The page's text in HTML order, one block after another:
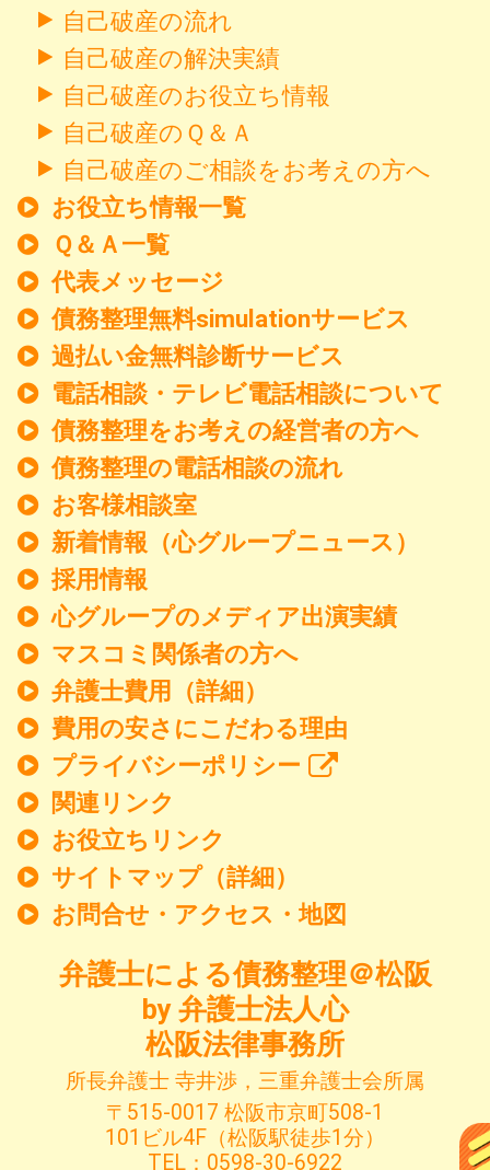
自己破産の流れ
自己破産の解決実績
自己破産のお役立ち情報
自己破産のＱ＆Ａ
自己破産のご相談をお考えの方へ
お役立ち情報一覧
Ｑ＆Ａ一覧
代表メッセージ
債務整理無料simulationサービス
過払い金無料診断サービス
電話相談・テレビ電話相談について
債務整理をお考えの経営者の方へ
債務整理の電話相談の流れ
お客様相談室
新着情報 （心グループニュース）
採用情報
心グループのメディア出演実績
マスコミ関係者の方へ
弁護士費用（詳細）
費用の安さにこだわる理由
プライバシーポリシー
関連リンク
お役立ちリンク
サイトマップ（詳細）
お問合せ・アクセス・地図
弁護士による債務整理＠松阪
by 弁護士法人心
松阪法律事務所
所長弁護士 寺井渉，三重弁護士会所属
〒515-0017 松阪市京町508-1
101ビル4F（松阪駅徒歩1分）
TEL：0598-30-6922